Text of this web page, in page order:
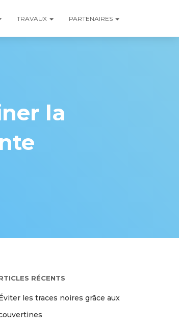
TRAVAUX PARTENAIRES
la
RÉCENTS
les traces noires grâce aux